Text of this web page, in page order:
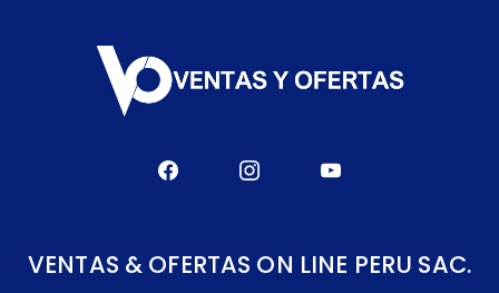
VENTAS & OFERTAS ON LINE PERU SAC.